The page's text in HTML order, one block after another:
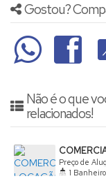
Gostou?
Não é o que
relacionados!
Preço de
São Paulo,
1